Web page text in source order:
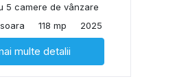
5 camere de vânzare
118 mp 2025
multe detalii